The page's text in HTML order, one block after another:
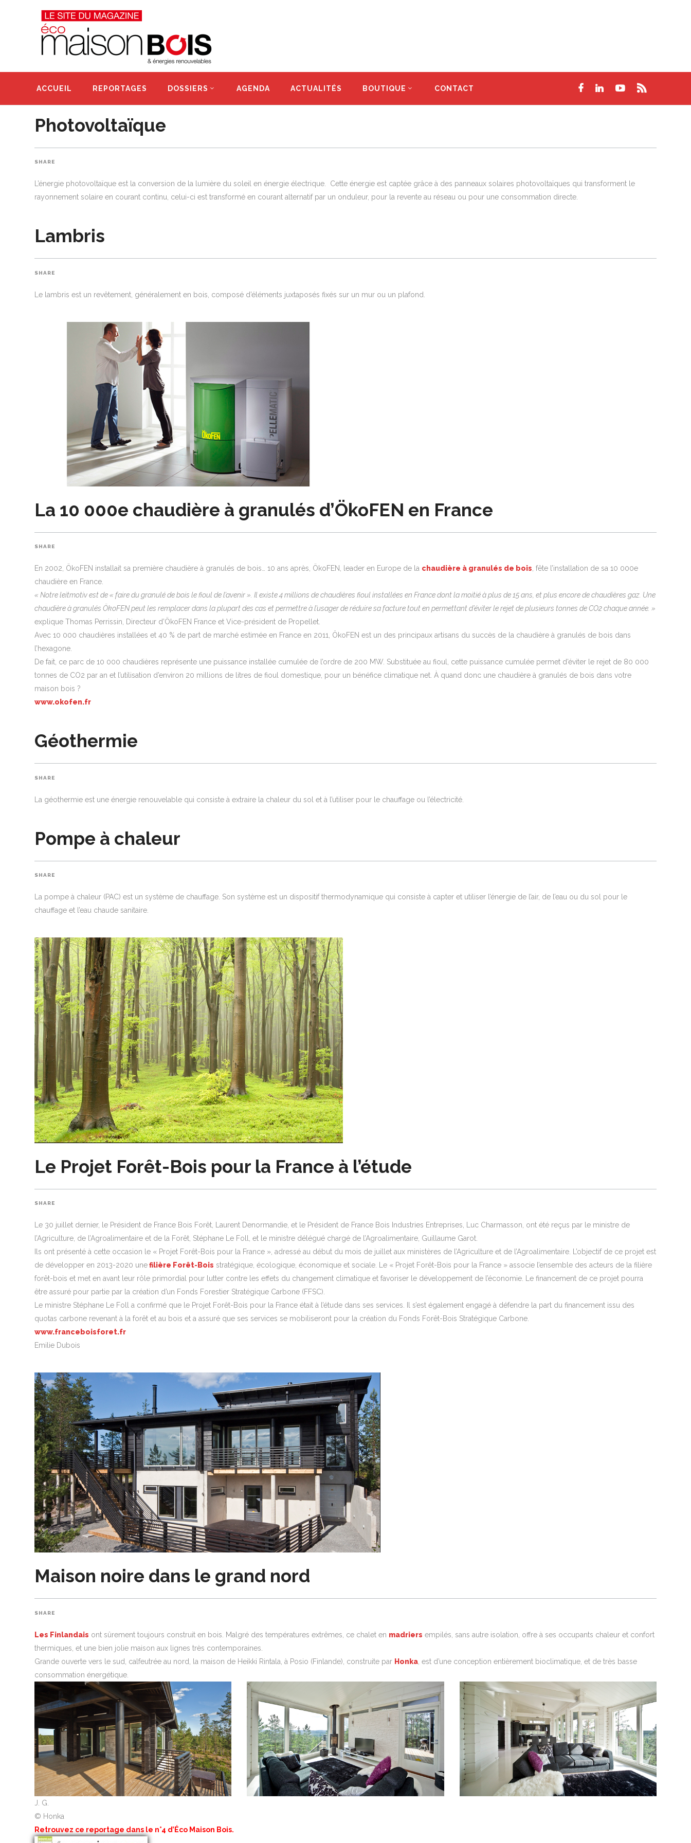
ACCUEIL REPORTAGES DOSSIERS AGENDA ACTUALITÉS BOUTIQUE CONTACT
Photovoltaïque
SHARE
L’énergie photovoltaïque est la conversion de la lumière du soleil en énergie électrique. Cette énergie est captée grâce à des panneaux solaires photovoltaïques qui transforment le
rayonnement solaire en courant continu, celui-ci est transformé en courant alternatif par un onduleur, pour la revente au réseau ou pour une consommation directe.
Lambris
SHARE
Le lambris est un revêtement, généralement en bois, composé d’éléments juxtaposés fixés sur un mur ou un plafond.
La 10 000e chaudière à granulés d’ÖkoFEN en France
SHARE
En 2002, ÖkoFEN installait sa première chaudière à granulés de bois… 10 ans après, ÖkoFEN, leader en Europe de la chaudière à granulés de bois, fête l’installation de sa 10 000e
chaudière en France.
« Notre leitmotiv est de « faire du granulé de bois le fioul de l’avenir ». Il existe 4 millions de chaudières fioul installées en France dont la moitié à plus de 15 ans, et plus encore de chaudières gaz. Une
chaudière à granulés ÖkoFEN peut les remplacer dans la plupart des cas et permettre à l’usager de réduire sa facture tout en permettant d’éviter le rejet de plusieurs tonnes de CO2 chaque année. »
explique Thomas Perrissin, Directeur d’ÖkoFEN France et Vice-président de Propellet.
Avec 10 000 chaudières installées et 40 % de part de marché estimée en France en 2011, ÖkoFEN est un des principaux artisans du succès de la chaudière à granulés de bois dans
l’hexagone.
De fait, ce parc de 10 000 chaudières représente une puissance installée cumulée de l’ordre de 200 MW. Substituée au fioul, cette puissance cumulée permet d’éviter le rejet de 80 000
tonnes de CO2 par an et l’utilisation d’environ 20 millions de litres de fioul domestique, pour un bénéfice climatique net. À quand donc une chaudière à granulés de bois dans votre
maison bois ?
www.okofen.fr
Géothermie
SHARE
La géothermie est une énergie renouvelable qui consiste à extraire la chaleur du sol et à l’utiliser pour le chauffage ou l’électricité.
Pompe à chaleur
SHARE
La pompe à chaleur (PAC) est un système de chauffage. Son système est un dispositif thermodynamique qui consiste à capter et utiliser l’énergie de l’air, de l’eau ou du sol pour le
chauffage et l’eau chaude sanitaire.
Le Projet Forêt-Bois pour la France à l’étude
SHARE
Le 30 juillet dernier, le Président de France Bois Forêt, Laurent Denormandie, et le Président de France Bois Industries Entreprises, Luc Charmasson, ont été reçus par le ministre de
l’Agriculture, de l’Agroalimentaire et de la Forêt, Stéphane Le Foll, et le ministre délégué chargé de l’Agroalimentaire, Guillaume Garot.
Ils ont présenté à cette occasion le « Projet Forêt-Bois pour la France », adressé au début du mois de juillet aux ministères de l’Agriculture et de l’Agroalimentaire. L’objectif de ce projet est
de développer en 2013-2020 unefilière Forêt-Bois stratégique, écologique, économique et sociale. Le « Projet Forêt-Bois pour la France » associe l’ensemble des acteurs de la filière
forêt-bois et met en avant leur rôle primordial pour lutter contre les effets du changement climatique et favoriser le développement de l’économie. Le financement de ce projet pourra
être assuré pour partie par la création d’un Fonds Forestier Stratégique Carbone (FFSC).
Le ministre Stéphane Le Foll a confirmé que le Projet Forêt-Bois pour la France était à l’étude dans ses services. Il s’est également engagé à défendre la part du financement issu des
quotas carbone revenant à la forêt et au bois et a assuré que ses services se mobiliseront pour la création du Fonds Forêt-Bois Stratégique Carbone.
www.franceboisforet.fr
Emilie Dubois
Maison noire dans le grand nord
SHARE
Les Finlandais ont sûrement toujours construit en bois. Malgré des températures extrêmes, ce chalet en madriers empilés, sans autre isolation, offre à ses occupants chaleur et confort
thermiques, et une bien jolie maison aux lignes très contemporaines.
Grande ouverte vers le sud, calfeutrée au nord, la maison de Heikki Rintala, à Posio (Finlande), construite par Honka , est d’une conception entièrement bioclimatique, et de très basse
consommation énergétique.
J. G.
© Honka
Retrouvez ce reportage dans le n°4 d’Éco Maison Bois.